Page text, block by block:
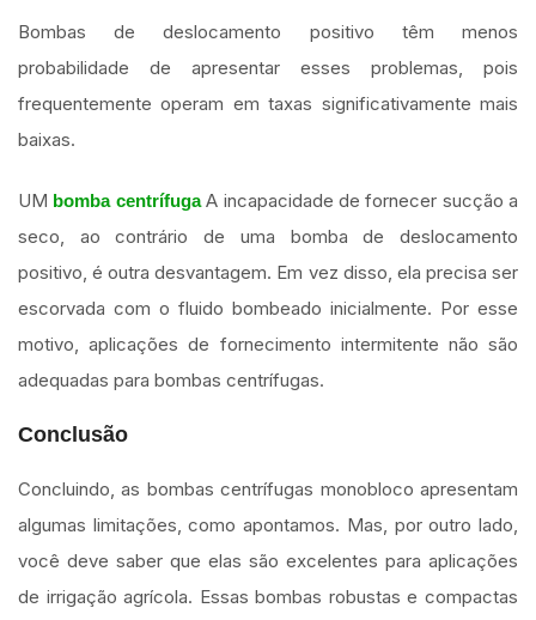
Bombas de deslocamento positivo têm menos
probabilidade de apresentar esses problemas, pois
frequentemente operam em taxas significativamente mais
baixas.
UM bomba centrífugaA incapacidade de fornecer sucção a
seco, ao contrário de uma bomba de deslocamento
positivo, é outra desvantagem. Em vez disso, ela precisa ser
escorvada com o fluido bombeado inicialmente. Por esse
motivo, aplicações de fornecimento intermitente não são
adequadas para bombas centrífugas.
Conclusão
Concluindo, as bombas centrífugas monobloco apresentam
algumas limitações, como apontamos. Mas, por outro lado,
você deve saber que elas são excelentes para aplicações
de irrigação agrícola. Essas bombas robustas e compactas